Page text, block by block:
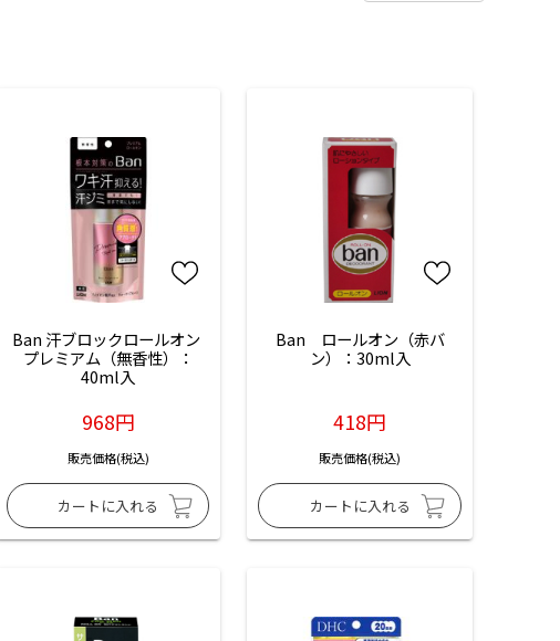
Ban 汗ブロックロールオン
プレミアム（無香性）：
40ml入
968円
販売価格(税込)
Ban　ロールオン（赤バ
ン）：30ml入
418円
販売価格(税込)